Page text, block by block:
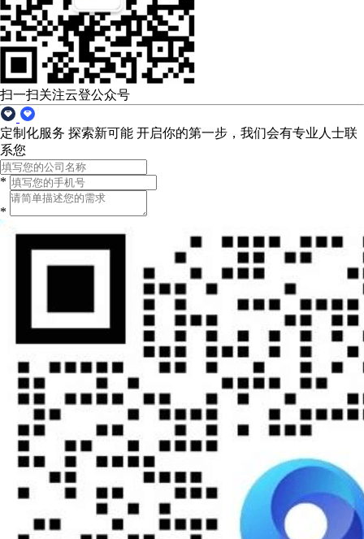
扫一扫关注云登公众号
定制化服务 探索新可能 开启你的第一步，我们会有专业人士联
系您
*
*